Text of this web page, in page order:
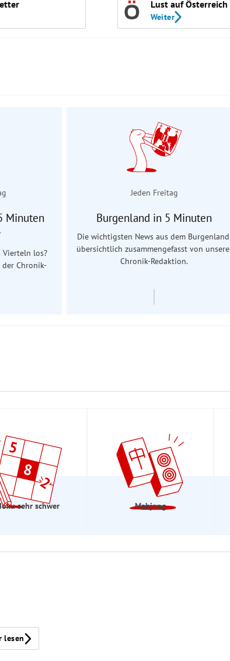
Lust auf Österreich
Weiter
Minuten
Vierteln los?
Chronik-
Jeden Freitag
Burgenland in 5 Minuten
Die wichtigsten News aus dem
übersichtlich zusammengefasst von
Chronik-Redaktion.
sehr schwer Mahjong
lesen